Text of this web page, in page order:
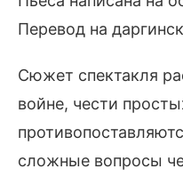
Перевод на
Сюжет спектакля
войне, чести
сложные вопросы